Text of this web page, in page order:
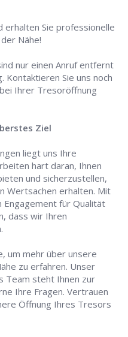
erhalten Sie professionelle
Nähe!
nur einen Anruf entfernt
Kontaktieren Sie uns noch
Ihrer Tresoröffnung
Ziel
liegt uns Ihre
hart daran, Ihnen
und sicherzustellen,
Wertsachen erhalten. Mit
für Qualität
dass wir Ihren
um mehr über unsere
zu erfahren. Unser
Team steht Ihnen zur
Ihre Fragen. Vertrauen
Öffnung Ihres Tresors